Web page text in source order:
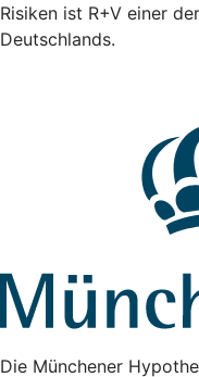
Risiken ist R+V einer
Deutschlands.
Die Münchener